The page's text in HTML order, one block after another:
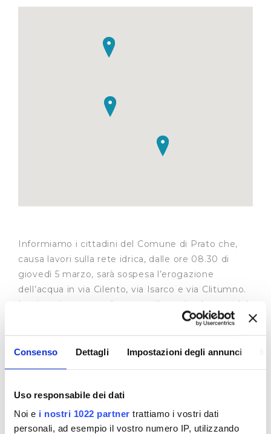
Consenso Dettagli Impostazioni degli annunci
Uso responsabile dei dati
Noi e i nostri 1022 partner trattiamo i vostri dati
personali, ad esempio il vostro numero IP, utilizzando
Informiamo i cittadini del Comune di Prato che,
causa lavori sulla rete idrica, dalle ore 08.30 di
giovedì 5 marzo, sarà sospesa l’erogazione
dell’acqua in via Cilento, via Isarco e via Clitumno.
La situazione tornerà a normalizzarsi nel corso del
In caso di condizioni meteo avverse l’intervento
potrà essere spostato al primo giorno utile
questo lavoro creerà loro.